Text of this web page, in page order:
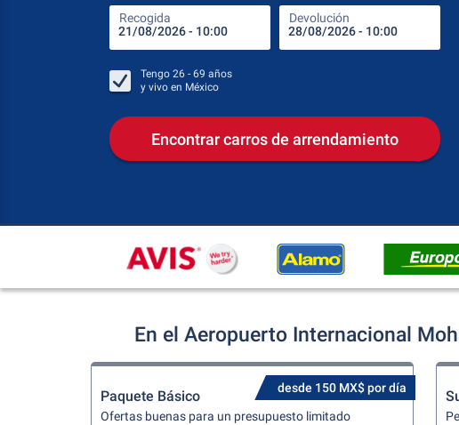
Recogida Devolución
Tengo 26 - 69 años
y vivo en México
Encontrar carros de arrendamiento
En el Aeropuerto Internacional
desde 150 MX$ por día
Paquete Básico
Ofertas buenas para un presupuesto limitado